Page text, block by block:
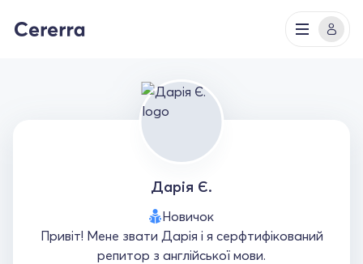
Дарія Є.
Новичок
Привіт! Мене звати Дарія і я серфтифікований
репитор з англійської мови.